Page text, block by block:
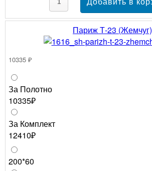
Париж Т-23 (Жемчуг)
10335 ₽
За Полотно
10335₽
За Комплект
12410₽
200*60